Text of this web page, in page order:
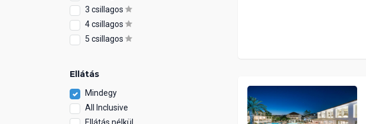
3 csillagos
4 csillagos
5 csillagos
Ellátás
Mindegy
All Inclusive